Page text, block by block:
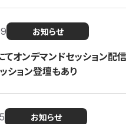
お知らせ
オンデマンドセッション配
ション登壇もあり
お知らせ